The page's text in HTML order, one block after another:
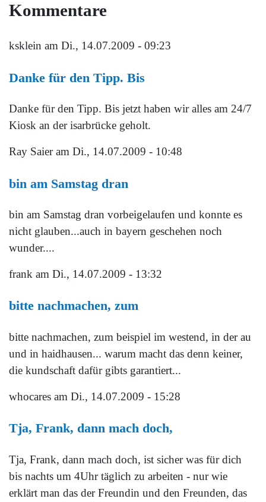
Kommentare
ksklein am Di., 14.07.2009 - 09:23
Danke für den Tipp. Bis
Danke für den Tipp. Bis jetzt haben wir alles am 24/7
Kiosk an der isarbrücke geholt.
Ray Saieram Di., 14.07.2009 - 10:48
bin am Samstag dran
bin am Samstag dran vorbeigelaufen und konnte es
nicht glauben...auch in bayern geschehen noch
wunder....
frank am Di., 14.07.2009 - 13:32
bitte nachmachen, zum
bitte nachmachen, zum beispiel im westend, in der au
und in haidhausen... warum macht das denn keiner,
die kundschaft dafür gibts garantiert...
whocares am Di., 14.07.2009 - 15:28
Tja, Frank, dann mach doch,
Tja, Frank, dann mach doch, ist sicher was für dich
bis nachts um 4Uhr täglich zu arbeiten - nur wie
erklärt man das der Freundin und den Freunden, das